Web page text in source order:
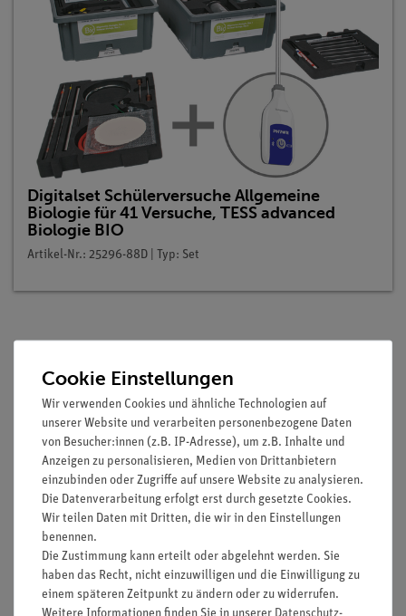
Digitalset Schülerversuche Allgemeine
Biologie für 41 Versuche, TESS advanced
Biologie BIO
Artikel-Nr.: 25296-88D | Typ: Set
Prinzip
Die meisten Lebewesen reagieren auf Lichtreize. Ihre
erkennbaren Reaktionen sind Lage oder Ortsveränderungen.
Sie können unterschiedlich gerichtet sein: Manche Lebewesen
wenden sich zum Licht hin, andere fliehen das Licht.
Vorteile
Versuch ist Teil einer Komplettlösung mit insgesamt 44
Versuchen in Pflanzenkunde, Fortpflanzung, Boden,
Cookie Einstellungen
Wir verwenden Cookies und ähnliche Technologien auf
unserer Website und verarbeiten personenbezogene Daten
von Besucher:innen (z.B. IP-Adresse), um z.B. Inhalte und
Anzeigen zu personalisieren, Medien von Drittanbietern
einzubinden oder Zugriffe auf unsere Website zu analysieren.
Die Datenverarbeitung erfolgt erst durch gesetzte Cookies.
Wir teilen Daten mit Dritten, die wir in den Einstellungen
benennen.
Die Zustimmung kann erteilt oder abgelehnt werden. Sie
haben das Recht, nicht einzuwilligen und die Einwilligung zu
einem späteren Zeitpunkt zu ändern oder zu widerrufen.
Weitere Informationen finden Sie in unserer Daten­schutz­